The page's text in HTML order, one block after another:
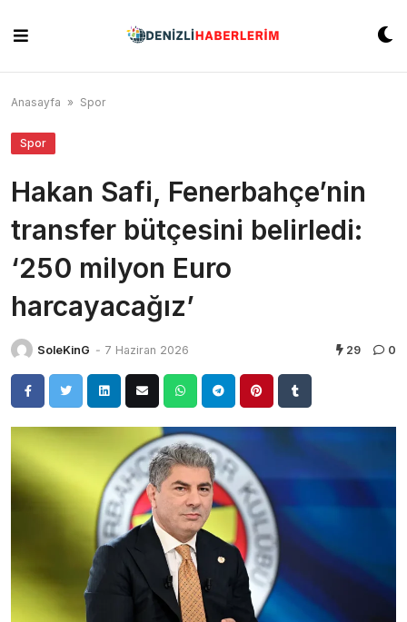
content
Anasayfa » Spor
Spor
Hakan Safi, Fenerbahçe’nin
transfer bütçesini belirledi:
‘250 milyon Euro
harcayacağız’
SoleKinG - 7 Haziran 2026 29 0